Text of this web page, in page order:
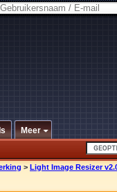
Meer
> Light Image Resizer